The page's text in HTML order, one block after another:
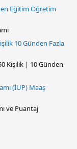
Eğitim Öğretim
10 Günden Fazla
Kişilik | 10 Günden
(İUP) Maaş
ve Puantaj